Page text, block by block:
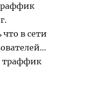
в сети
траффик